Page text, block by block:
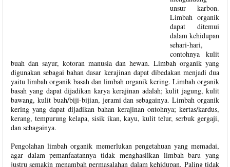
unsur karbon.
Limbah organik
dapat ditemui
dalam kehidupan
sehari-hari,
contohnya kulit
buah dan sayur, kotoran manusia dan hewan. Limbah organik yang
digunakan sebagai bahan dasar kerajinan dapat dibedakan menjadi dua
yaitu limbah organik basah dan limbah organik kering. Limbah organik
basah yang dapat dijadikan karya kerajinan adalah; kulit jagung, kulit
bawang, kulit buah/biji-bijian, jerami dan sebagainya. Limbah organik
kering yang dapat dijadikan bahan kerajinan ontohnya; kertas/kardus,
kerang, tempurung kelapa, sisik ikan, kayu, kulit telur, serbuk gergaji,
dan sebagainya.
Pengolahan limbah organik memerlukan pengetahuan yang memadai,
agar dalam pemanfaatannya tidak menghasilkan limbah baru yang
justru semakin menambah permasalahan dalam kehidupan. Paling tidak